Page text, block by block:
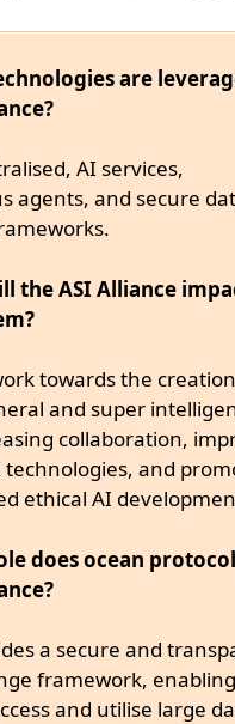
are
AI services,
agents, and secure
the ASI Alliance
towards the
and super
collaboration,
technologies, and
ethical AI
does ocean
a secure and
framework,
and utilise large